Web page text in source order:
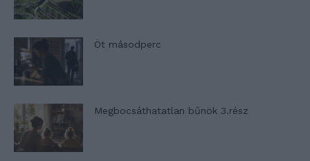
Öt másodperc
Megbocsáthatatlan bűnök 3.rész